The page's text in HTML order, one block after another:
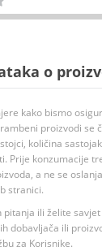
o
kako bismo
proizvodi se
količina
Prije konzumacije
a ne se
stranici.
pitanja ili želite
dobavljača ili
za Korisnike.